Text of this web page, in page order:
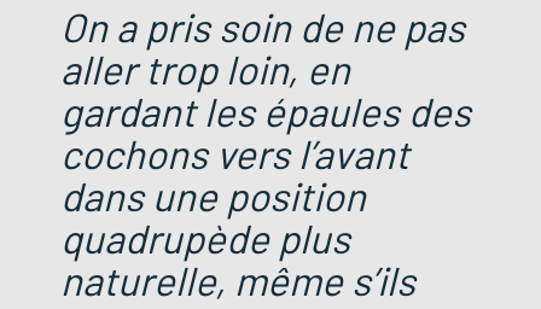
On a pris soin de ne pas
aller trop loin, en
gardant les épaules des
cochons vers l’avant
dans une position
quadrupède plus
naturelle, même s’ils